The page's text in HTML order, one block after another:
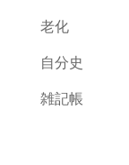
老化
自分史
雑記帳